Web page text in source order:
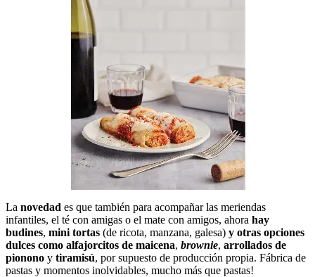
La novedad es que también para acompañar las meriendas
infantiles, el té con amigas o el mate con amigos, ahora hay
budines, mini tortas (de ricota, manzana, galesa) y otras opciones
dulces como alfajorcitos de maicena, brownie, arrollados de
pionono y tiramisú, por supuesto de producción propia. Fábrica de
pastas y momentos inolvidables, mucho más que pastas!